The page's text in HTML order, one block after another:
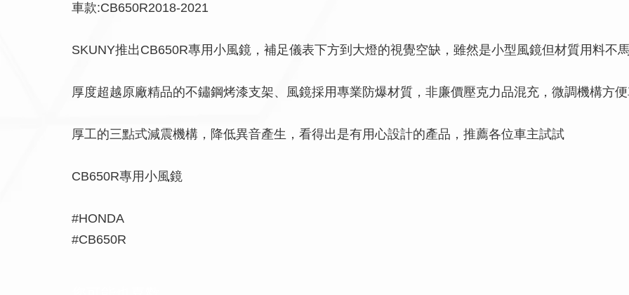
車款:CB650R2018-2021
SKUNY推出CB650R專用小風鏡，補足儀表下方到大燈的視覺空缺，雖然是小型風鏡但材質用料不
厚度超越原廠精品的不鏽鋼烤漆支架、風鏡採用專業防爆材質，非廉價壓克力品混充，微調機構方
厚工的三點式減震機構，降低異音產生，看得出是有用心設計的產品，推薦各位車主試試
CB650R專用小風鏡
#HONDA
#CB650R